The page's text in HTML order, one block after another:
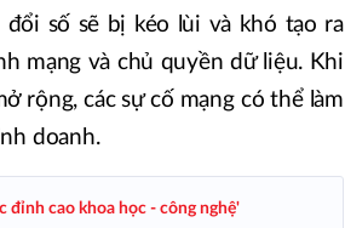
số sẽ bị kéo lùi và khó tạo ra
mạng và chủ quyền dữ liệu. Khi
rộng, các sự cố mạng có thể làm
doanh.
cao khoa học - công nghệ'